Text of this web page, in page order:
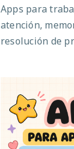
Apps para
atención,
resolución de